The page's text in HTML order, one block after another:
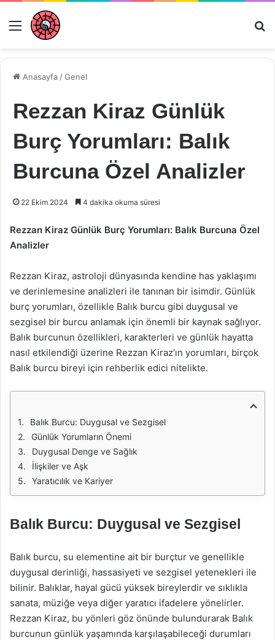
Menü
Anasayfa /Genel
Rezzan Kiraz Günlük
Burç Yorumları: Balık
Burcuna Özel Analizler
22 Ekim 2024 4 dakika okuma süresi
Rezzan Kiraz Günlük Burç Yorumları: Balık Burcuna Özel
Analizler
Rezzan Kiraz, astroloji dünyasında kendine has yaklaşımı
ve derinlemesine analizleri ile tanınan bir isimdir. Günlük
burç yorumları, özellikle Balık burcu gibi duygusal ve
sezgisel bir burcu anlamak için önemli bir kaynak sağlıyor.
Balık burcunun özellikleri, karakterleri ve günlük hayatta
nasıl etkilendiği üzerine Rezzan Kiraz’ın yorumları, birçok
Balık burcu bireyi için rehberlik edici nitelikte.
Balık Burcu: Duygusal ve Sezgisel
Günlük Yorumların Önemi
Duygusal Denge ve Sağlık
İlişkiler ve Aşk
Yaratıcılık ve Kariyer
Balık Burcu: Duygusal ve Sezgisel
Balık burcu, su elementine ait bir burçtur ve genellikle
duygusal derinliği, hassasiyeti ve sezgisel yetenekleri ile
bilinir. Balıklar, hayal gücü yüksek bireylerdir ve sıklıkla
sanata, müziğe veya diğer yaratıcı ifadelere yönelirler.
Rezzan Kiraz, bu yönleri göz önünde bulundurarak Balık
burcunun günlük yaşamında karşılaşabileceği durumları